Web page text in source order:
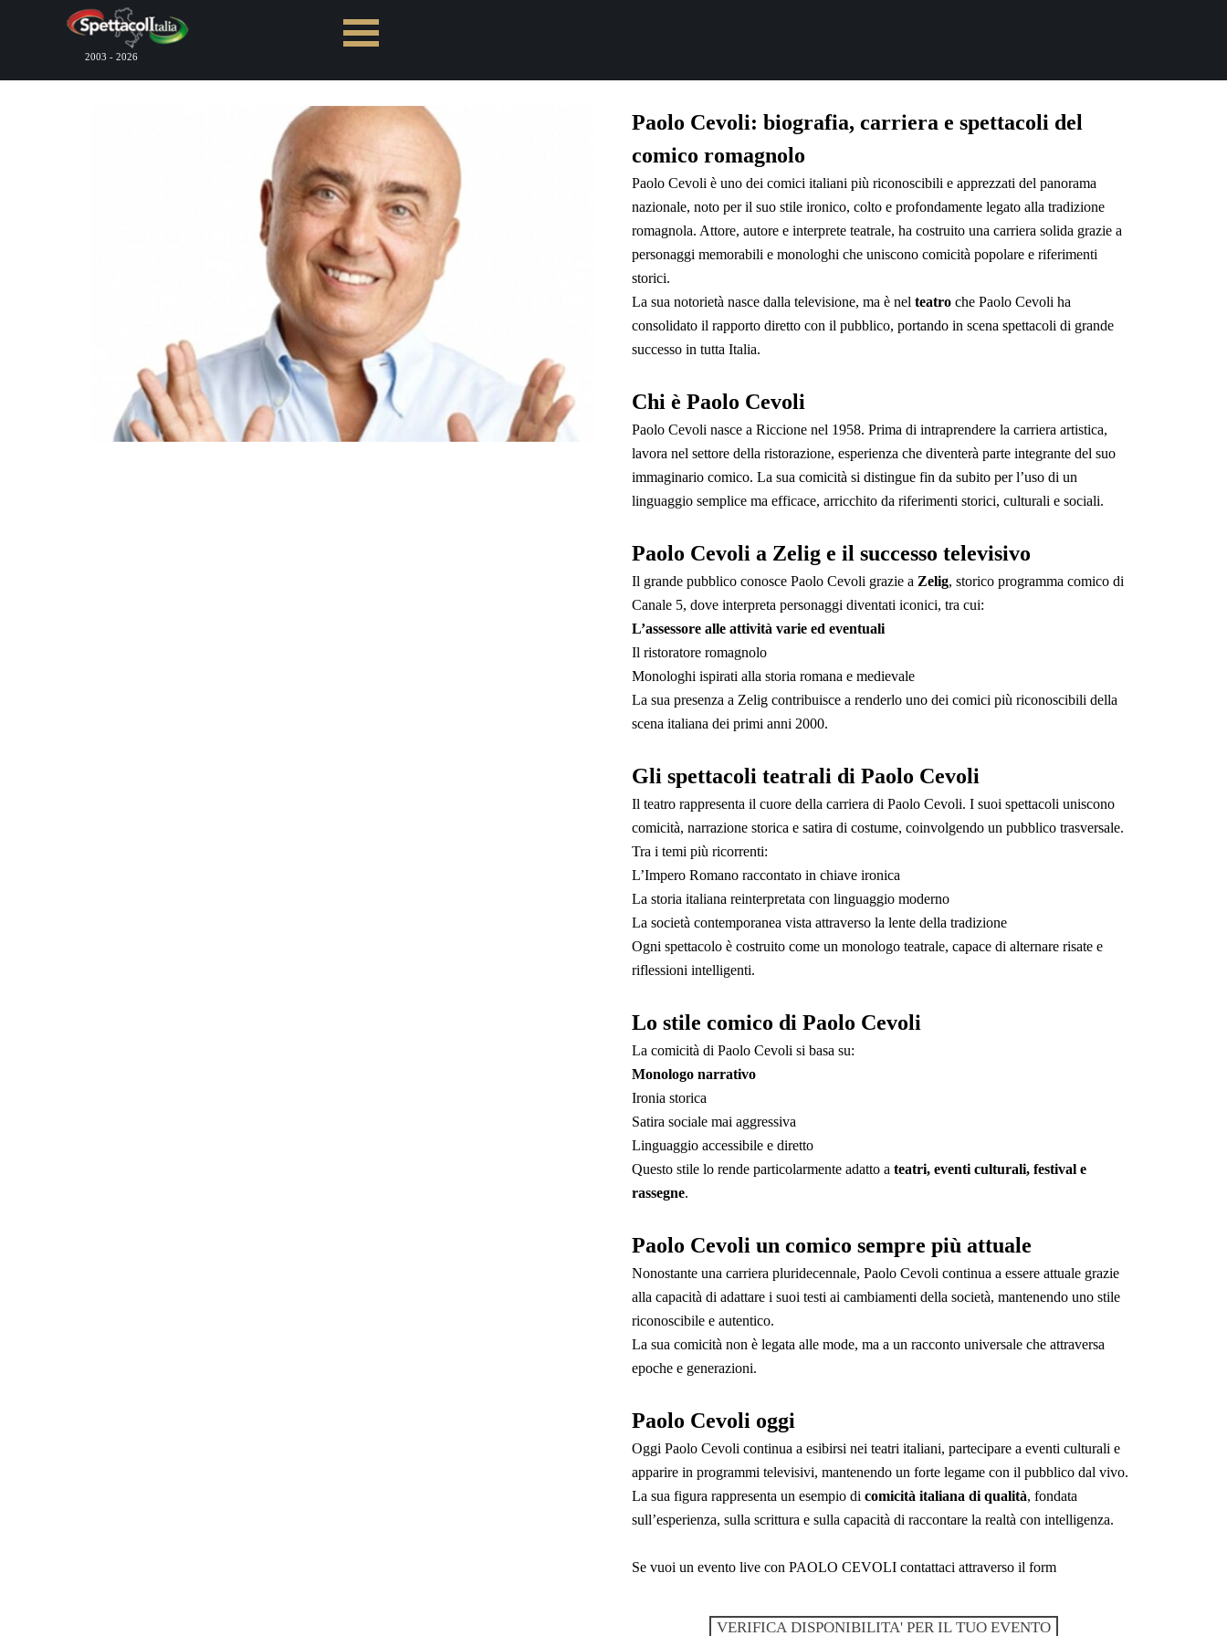
Vai ai contenuti
2003 - 2026
Paolo Cevoli: biografia, carriera e spettacoli del
comico romagnolo
Paolo Cevoli è uno dei comici italiani più riconoscibili e apprezzati del panorama
nazionale, noto per il suo stile ironico, colto e profondamente legato alla tradizione
romagnola. Attore, autore e interprete teatrale, ha costruito una carriera solida grazie a
personaggi memorabili e monologhi che uniscono comicità popolare e riferimenti
storici.
La sua notorietà nasce dalla televisione, ma è nel teatro che Paolo Cevoli ha
consolidato il rapporto diretto con il pubblico, portando in scena spettacoli di grande
successo in tutta Italia.
Chi è Paolo Cevoli
Paolo Cevoli nasce a Riccione nel 1958. Prima di intraprendere la carriera artistica,
lavora nel settore della ristorazione, esperienza che diventerà parte integrante del suo
immaginario comico. La sua comicità si distingue fin da subito per l’uso di un
linguaggio semplice ma efficace, arricchito da riferimenti storici, culturali e sociali.
Paolo Cevoli a Zelig e il successo televisivo
Il grande pubblico conosce Paolo Cevoli grazie a Zelig, storico programma comico di
Canale 5, dove interpreta personaggi diventati iconici, tra cui:
L’assessore alle attività varie ed eventuali
Il ristoratore romagnolo
Monologhi ispirati alla storia romana e medievale
La sua presenza a Zelig contribuisce a renderlo uno dei comici più riconoscibili della
scena italiana dei primi anni 2000.
Gli spettacoli teatrali di Paolo Cevoli
Il teatro rappresenta il cuore della carriera di Paolo Cevoli. I suoi spettacoli uniscono
comicità, narrazione storica e satira di costume, coinvolgendo un pubblico trasversale.
Tra i temi più ricorrenti:
L’Impero Romano raccontato in chiave ironica
La storia italiana reinterpretata con linguaggio moderno
La società contemporanea vista attraverso la lente della tradizione
Ogni spettacolo è costruito come un monologo teatrale, capace di alternare risate e
riflessioni intelligenti.
Lo stile comico di Paolo Cevoli
La comicità di Paolo Cevoli si basa su:
Monologo narrativo
Ironia storica
Satira sociale mai aggressiva
Linguaggio accessibile e diretto
Questo stile lo rende particolarmente adatto a teatri, eventi culturali, festival e
rassegne.
Paolo Cevoli un comico sempre più attuale
Nonostante una carriera pluridecennale, Paolo Cevoli continua a essere attuale grazie
alla capacità di adattare i suoi testi ai cambiamenti della società, mantenendo uno stile
riconoscibile e autentico.
La sua comicità non è legata alle mode, ma a un racconto universale che attraversa
epoche e generazioni.
Paolo Cevoli oggi
Oggi Paolo Cevoli continua a esibirsi nei teatri italiani, partecipare a eventi culturali e
apparire in programmi televisivi, mantenendo un forte legame con il pubblico dal vivo.
La sua figura rappresenta un esempio di comicità italiana di qualità, fondata
sull’esperienza, sulla scrittura e sulla capacità di raccontare la realtà con intelligenza.
Se vuoi un evento live con PAOLO CEVOLI contattaci attraverso il form
VERIFICA DISPONIBILITA' PER IL TUO EVENTO